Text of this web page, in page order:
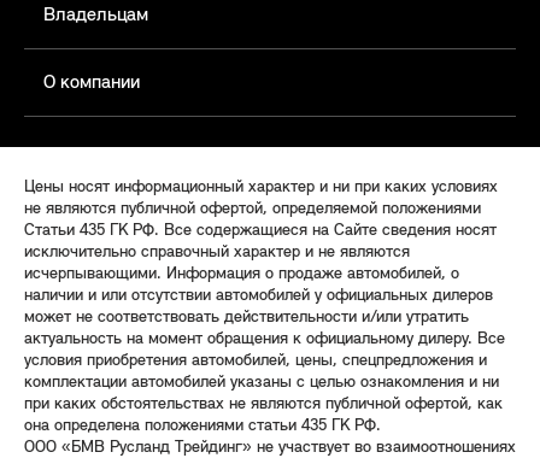
Владельцам
О компании
Цены носят информационный характер и ни при каких условиях
не являются публичной офертой, определяемой положениями
Статьи 435 ГК РФ. Все содержащиеся на Сайте сведения носят
исключительно справочный характер и не являются
исчерпывающими. Информация о продаже автомобилей, о
наличии и или отсутствии автомобилей у официальных дилеров
может не соответствовать действительности и/или утратить
актуальность на момент обращения к официальному дилеру. Все
условия приобретения автомобилей, цены, спецпредложения и
комплектации автомобилей указаны с целью ознакомления и ни
при каких обстоятельствах не являются публичной офертой, как
она определена положениями статьи 435 ГК РФ.
ООО «БМВ Русланд Трейдинг» не участвует во взаимоотношениях